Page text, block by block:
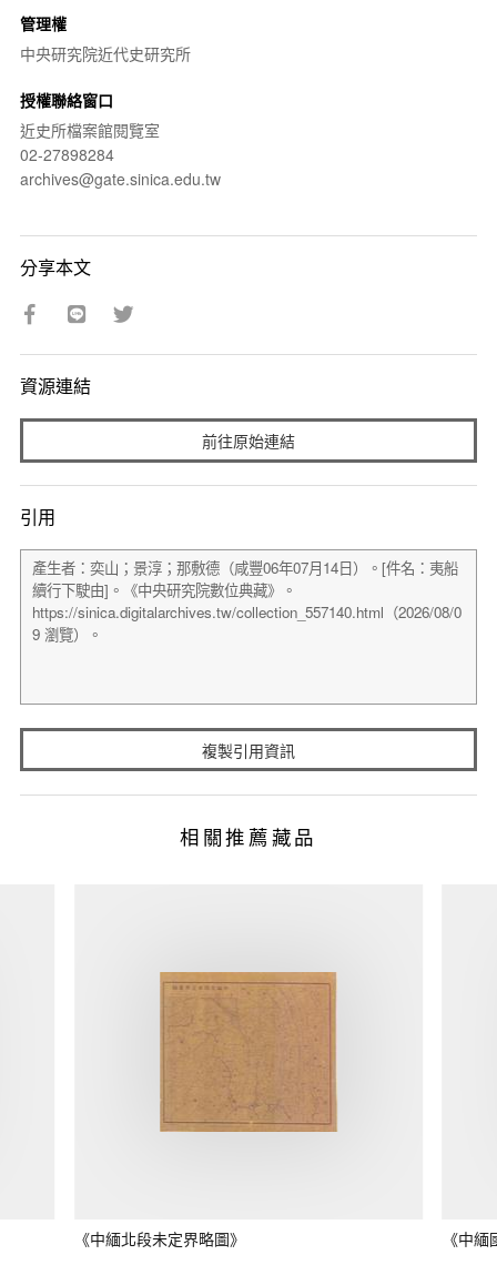
管理權
中央研究院近代史研究所
授權聯絡窗口
近史所檔案館閱覽室
02-27898284
archives@gate.sinica.edu.tw
分享本文
資源連結
前往原始連結
引用
複製引用資訊
相關推薦藏品
《中緬北段未定界略圖》 《中